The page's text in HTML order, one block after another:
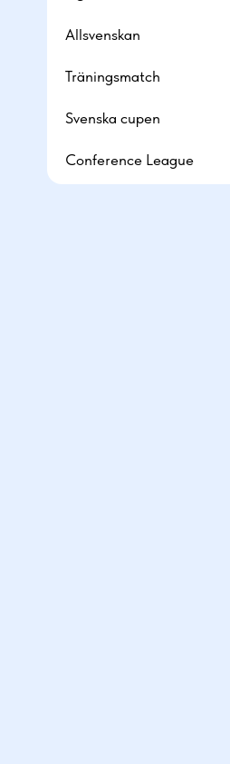
Allsvenskan
Träningsmatch
Svenska cupen
Conference League